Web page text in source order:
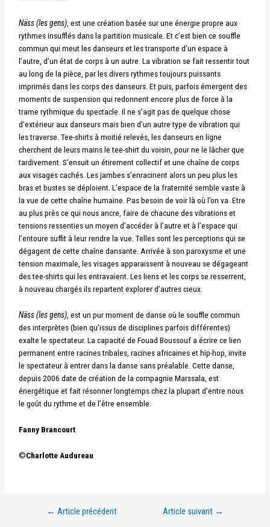
Näss (les gens) , est une création basée sur une énergie propre aux
rythmes insufflés dans la partition musicale. Et c’est bien ce souffle
commun qui meut les danseurs et les transporte d’un espace à
l’autre, d’un état de corps à un autre. La vibration se fait ressentir tout
au long de la pièce, par les divers rythmes toujours puissants
imprimés dans les corps des danseurs. Et puis, parfois émergent des
moments de suspension qui redonnent encore plus de force à la
trame rythmique du spectacle. Il ne s’agit pas de quelque chose
d’extérieur aux danseurs mais bien d’un autre type de vibration qui
les traverse. Tee-shirts à moitié relevés, les danseurs en ligne
cherchent de leurs mains le tee-shirt du voisin, pour ne le lâcher que
tardivement. S’ensuit un étirement collectif et une chaîne de corps
aux visages cachés. Les jambes s’enracinent alors un peu plus les
bras et bustes se déploient. L’espace de la fraternité semble vaste à
la vue de cette chaîne humaine. Pas besoin de voir là où l’on va. Etre
au plus près ce qui nous ancre, faire de chacune des vibrations et
tensions ressenties un moyen d’accéder à l’autre et à l’espace qui
l’entoure suffit à leur rendre la vue. Telles sont les perceptions qui se
dégagent de cette chaîne dansante. Arrivée à son paroxysme et une
tension maximale, les visages apparaissent à nouveau se dégageant
des tee-shirts qui les entravaient. Les liens et les corps se resserrent,
à nouveau chargés ils repartent explorer d’autres cieux.
Näss (les gens) , est un pur moment de danse où le souffle commun
des interprètes (bien qu’issus de disciplines parfois différentes)
exalte le spectateur. La capacité de Fouad Boussouf a écrire ce lien
permanent entre racines tribales, racines africaines et hip-hop, invite
le spectateur à entrer dans la danse sans préalable. Cette danse,
depuis 2006 date de création de la compagnie Marssala, est
énergétique et fait résonner longtemps chez la plupart d’entre nous
le goût du rythme et de l’être ensemble.
Fanny Brancourt
©Charlotte Audureau
← Article précédent Article suivant →